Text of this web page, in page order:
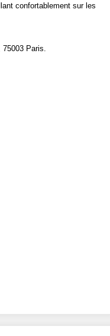
confortablement sur les
Paris.